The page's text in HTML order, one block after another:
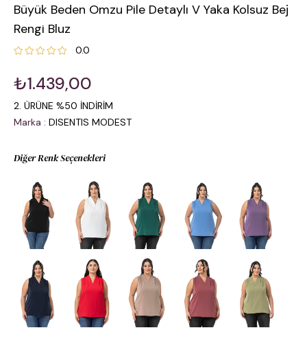
Büyük Beden Omzu Pile Detaylı V Yaka Kolsuz Bej
Rengi Bluz
0.0
₺1.439,00
2. ÜRÜNE %50 İNDİRİM
Marka : DISENTIS MODEST
Diğer Renk Seçenekleri